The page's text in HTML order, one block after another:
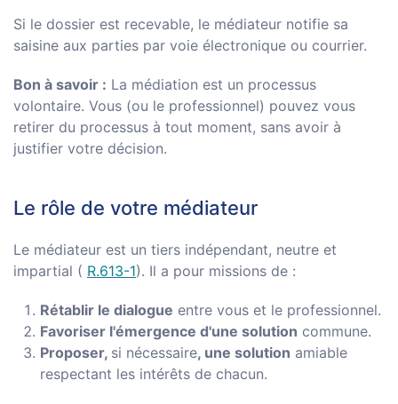
Si le dossier est recevable, le médiateur notifie sa
saisine aux parties par voie électronique ou courrier.
Bon à savoir : La médiation est un processus
volontaire. Vous (ou le professionnel) pouvez vous
retirer du processus à tout moment, sans avoir à
justifier votre décision.
Le rôle de votre médiateur
Le médiateur est un tiers indépendant, neutre et
impartial ( R.613-1). Il a pour missions de :
Rétablir le dialogue entre vous et le professionnel.
Favoriser l'émergence d'une solution commune.
Proposer, si nécessaire, une solution amiable
respectant les intérêts de chacun.